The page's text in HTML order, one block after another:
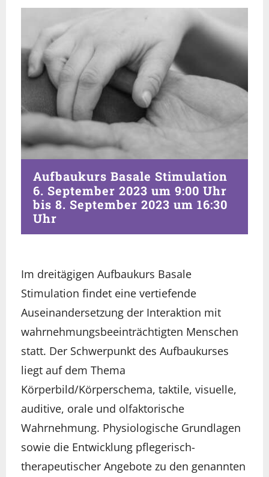
Aufbaukurs Basale Stimulation
6. September 2023 um 9:00 Uhr
bis 8. September 2023 um 16:30
Uhr
Im dreitägigen Aufbaukurs Basale
Stimulation findet eine vertiefende
Auseinandersetzung der Interaktion mit
wahrnehmungsbeeinträchtigten Menschen
statt. Der Schwerpunkt des Aufbaukurses
liegt auf dem Thema
Körperbild/Körperschema, taktile, visuelle,
auditive, orale und olfaktorische
Wahrnehmung. Physiologische Grundlagen
sowie die Entwicklung pflegerisch-
therapeutischer Angebote zu den genannten